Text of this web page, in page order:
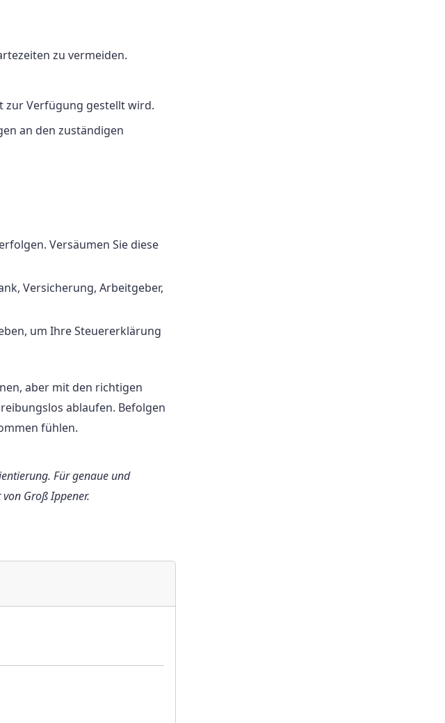
zu vermeiden.
zur Verfügung gestellt wird.
an den zuständigen
Versäumen Sie diese
Versicherung, Arbeitgeber,
um Ihre Steuererklärung
aber mit den richtigen
ablaufen. Befolgen
fühlen.
Für genaue und
Groß Ippener.